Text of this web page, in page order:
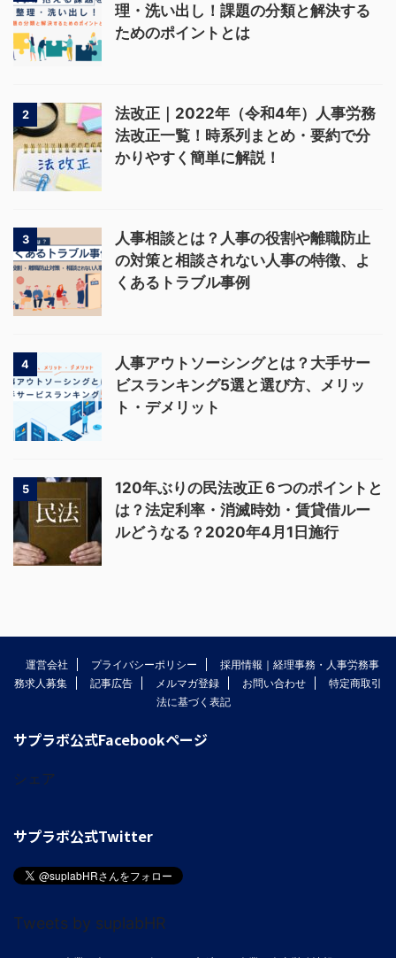
理・洗い出し！課題の分類と解決する
ためのポイントとは
2
法改正｜2022年（令和4年）人事労務
法改正一覧！時系列まとめ・要約で分
かりやすく簡単に解説！
3
人事相談とは？人事の役割や離職防止
の対策と相談されない人事の特徴、よ
くあるトラブル事例
4
人事アウトソーシングとは？大手サー
ビスランキング5選と選び方、メリッ
ト・デメリット
5
120年ぶりの民法改正６つのポイントと
は？法定利率・消滅時効・賃貸借ルー
ルどうなる？2020年4月1日施行
運営会社 プライバシーポリシー
採用情報｜経理事務・人事労務事
務求人募集
記事広告 メルマガ登録 お問い合わせ
特定商取引
法に基づく表記
サプラボ公式Facebookページ
シェア
サプラボ公式Twitter
Tweets by suplabHR